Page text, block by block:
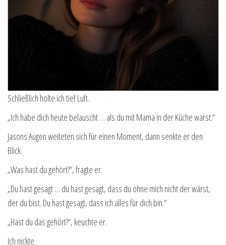
Schließlich holte ich tief Luft.
„Ich habe dich heute belauscht … als du mit Mama in der Küche warst.“
Jasons Augen weiteten sich für einen Moment, dann senkte er den
Blick.
„Was hast du gehört?“, fragte er.
„Du hast gesagt … du hast gesagt, dass du ohne mich nicht der wärst,
der du bist. Du hast gesagt, dass ich alles für dich bin.“
„Hast du das gehört?“, keuchte er.
Ich nickte.